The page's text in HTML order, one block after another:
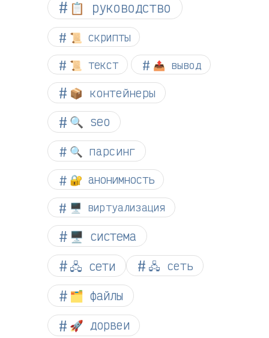
📋 руководство
📜 скрипты
📜 текст 📤 вывод
📦 контейнеры
🔍 seo
🔍 парсинг
🔐 анонимность
🖥️ виртуализация
🖥️ система
🖧 сети
🖧 сеть
🗂️ файлы
🚀 дорвеи